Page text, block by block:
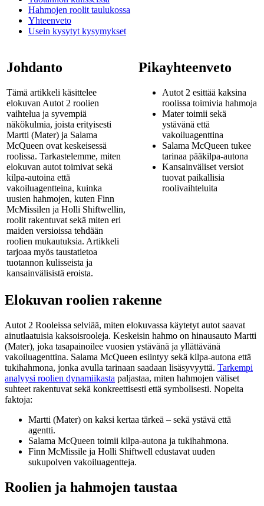
Hahmojen roolit taulukossa
Yhteenveto
Usein kysytyt kysymykset
Johdanto
Tämä artikkeli käsittelee
elokuvan Autot 2 roolien
vaihtelua ja syvempiä
näkökulmia, joista erityisesti
Martti (Mater) ja Salama
McQueen ovat keskeisessä
roolissa. Tarkastelemme, miten
elokuvan autot toimivat sekä
kilpa-autoina että
vakoiluagentteina, kuinka
uusien hahmojen, kuten Finn
McMissilen ja Holli Shiftwellin,
roolit rakentuvat sekä miten eri
maiden versioissa tehdään
roolien mukautuksia. Artikkeli
tarjoaa myös taustatietoa
tuotannon kulisseista ja
kansainvälisistä eroista.
Pikayhteenveto
Autot 2 esittää kaksina
roolissa toimivia hahmoja
Mater toimii sekä
ystävänä että
vakoiluagenttina
Salama McQueen tukee
tarinaa pääkilpa-autona
Kansainväliset versiot
tuovat paikallisia
roolivaihteluita
Elokuvan roolien rakenne
Autot 2 Rooleissa selviää, miten elokuvassa käytetyt autot saavat
ainutlaatuisia kaksoisrooleja. Keskeisin hahmo on hinausauto Martti
(Mater), joka tasapainoilee vuosien ystävänä ja yllättävänä
vakoiluagenttina. Salama McQueen esiintyy sekä kilpa-autona että
tukihahmona, jonka avulla tarinaan saadaan lisäsyvyyttä. Tarkempi
analyysi roolien dynamiikasta paljastaa, miten hahmojen väliset
suhteet rakentuvat sekä konkreettisesti että symbolisesti. Nopeita
faktoja:
Martti (Mater) on kaksi kertaa tärkeä – sekä ystävä että
agentti.
Salama McQueen toimii kilpa-autona ja tukihahmona.
Finn McMissile ja Holli Shiftwell edustavat uuden
sukupolven vakoiluagentteja.
Roolien ja hahmojen taustaa